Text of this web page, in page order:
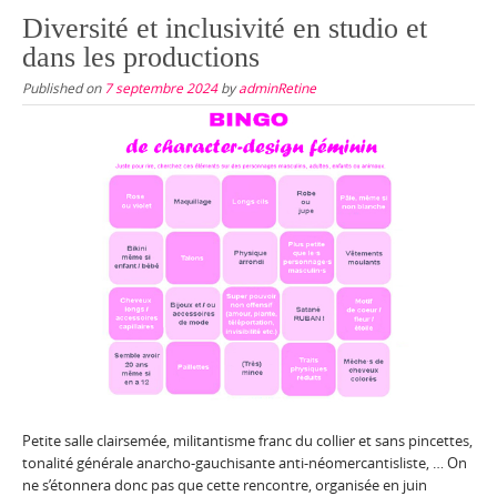
content
Diversité et inclusivité en studio et
dans les productions
Published on 7 septembre 2024byadminRetine
Petite salle clairsemée, militantisme franc du collier et sans pincettes,
tonalité générale anarcho-gauchisante anti-néomercantisliste, … On
ne s’étonnera donc pas que cette rencontre, organisée en juin